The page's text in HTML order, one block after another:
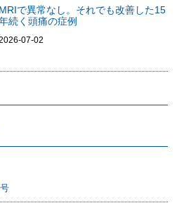
MRIで異常なし。それでも改善した15
続く頭痛の症例
07-02